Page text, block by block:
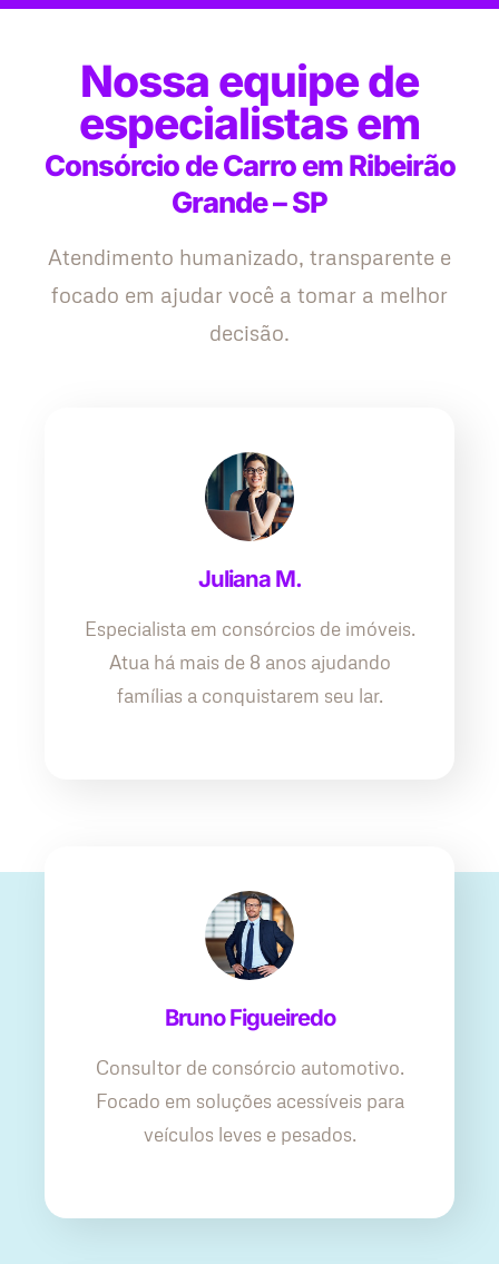
Nossa equipe de
especialistas em
Consórcio de Carro em Ribeirão
Grande – SP
Atendimento humanizado, transparente e
focado em ajudar você a tomar a melhor
decisão.
Juliana M.
Especialista em consórcios de imóveis.
Atua há mais de 8 anos ajudando
famílias a conquistarem seu lar.
Bruno Figueiredo
Consultor de consórcio automotivo.
Focado em soluções acessíveis para
veículos leves e pesados.